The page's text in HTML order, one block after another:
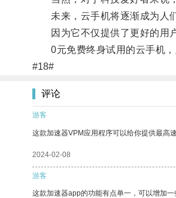
未来，云手机将逐渐成为人们
因为它不仅提供了更好的用户
0元免费终身试用的云手机，
#18#
评论
游客
这款加速器VPM应用程序可以给你提供最高
2024-02-08
游客
这款加速器app的功能有点单一，可以增加